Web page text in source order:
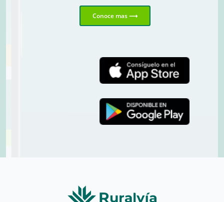
Conoce mas